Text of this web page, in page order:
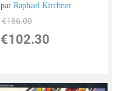
parRaphael Kirchner
€186.00
€102.30